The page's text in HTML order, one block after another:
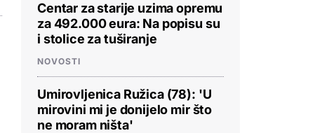
Centar za starije uzima opremu
za 492.000 eura: Na popisu su
i stolice za tuširanje
NOVOSTI
Umirovljenica Ružica (78): 'U
mirovini mi je donijelo mir što
ne moram ništa'